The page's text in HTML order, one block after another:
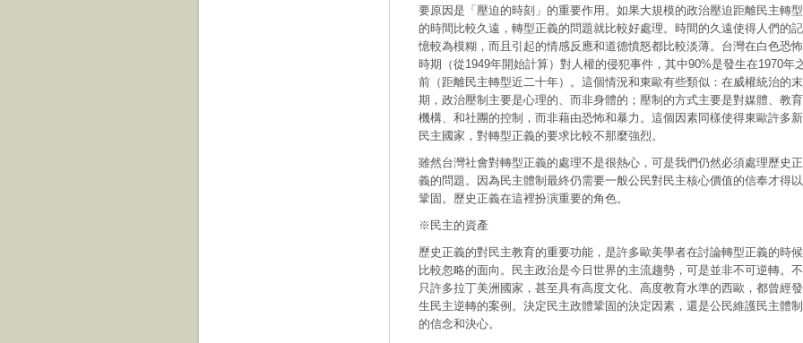
要原因是「壓迫的時刻」的重要作用。如果大規模的政治壓迫距離民主轉型
的時間比較久遠，轉型正義的問題就比較好處理。時間的久遠使得人們的記
憶較為模糊，而且引起的情感反應和道德憤怒都比較淡薄。台灣在白色恐怖
時期（從1949年開始計算）對人權的侵犯事件，其中90%是發生在1970年
前（距離民主轉型近二十年）。這個情況和東歐有些類似：在威權統治的末
期，政治壓制主要是心理的、而非身體的；壓制的方式主要是對媒體、教育
機構、和社團的控制，而非藉由恐怖和暴力。這個因素同樣使得東歐許多新
民主國家，對轉型正義的要求比較不那麼強烈。
雖然台灣社會對轉型正義的處理不是很熱心，可是我們仍然必須處理歷史正
義的問題。因為民主體制最終仍需要一般公民對民主核心價值的信奉才得以
鞏固。歷史正義在這裡扮演重要的角色。
※民主的資產
歷史正義的對民主教育的重要功能，是許多歐美學者在討論轉型正義的時候
比較忽略的面向。民主政治是今日世界的主流趨勢，可是並非不可逆轉。不
只許多拉丁美洲國家，甚至具有高度文化、高度教育水準的西歐，都曾經發
生民主逆轉的案例。決定民主政體鞏固的決定因素，還是公民維護民主體制
的信念和決心。